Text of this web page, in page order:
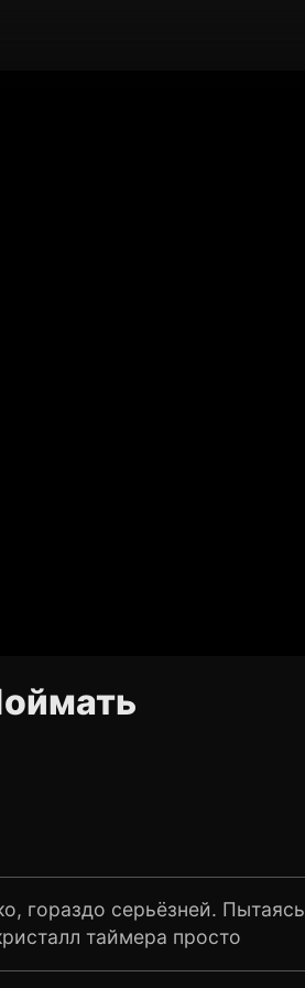
гораздо серьёзней. Пытаясь
таймера просто